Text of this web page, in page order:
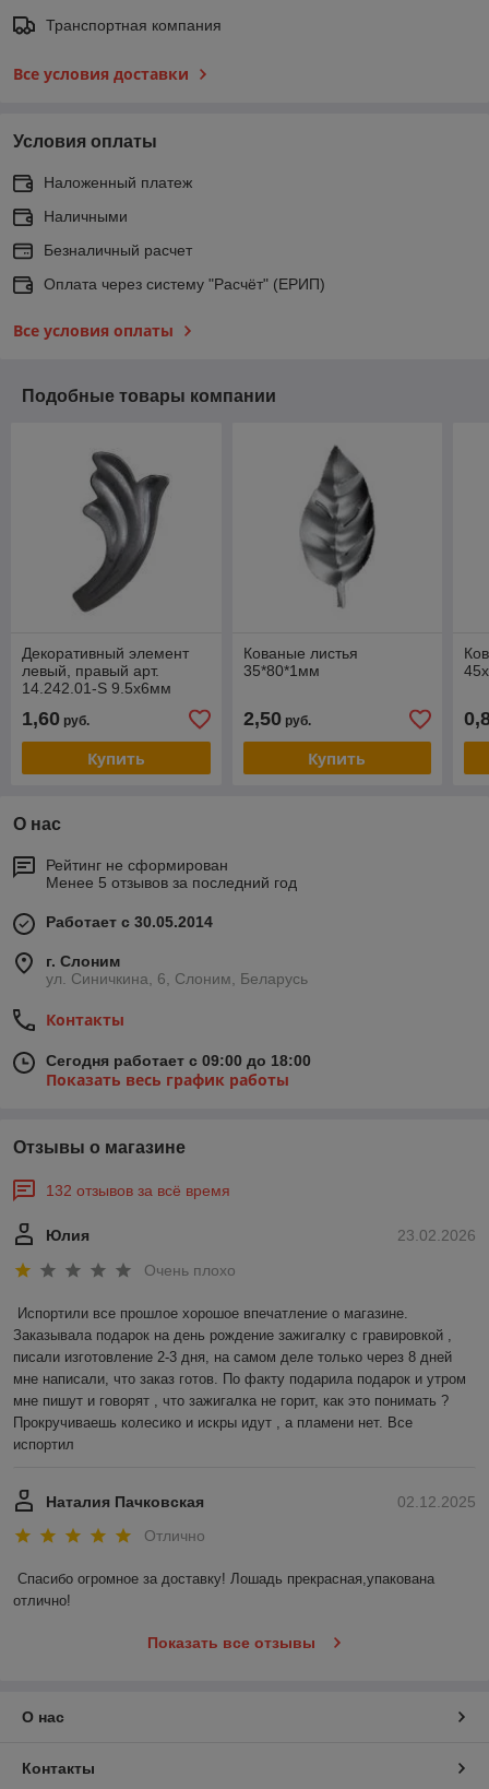
Транспортная компания
Все условия доставки
Условия оплаты
Наложенный платеж
Наличными
Безналичный расчет
Оплата через систему "Расчёт" (ЕРИП)
Все условия оплаты
Подобные товары компании
Декоративный элемент
левый, правый арт.
14.242.01-S 9.5х6мм
1,60 руб.
Купить
Кованые листья
35*80*1мм
2,50руб.
Купить
О нас
Рейтинг не сформирован
Менее 5 отзывов за последний год
Работает с 30.05.2014
г. Слоним
ул. Синичкина, 6, Слоним, Беларусь
Контакты
Сегодня работает с 09:00 до 18:00
Показать весь график работы
Отзывы о магазине
132 отзывов за всё время
23.02.2026
Юлия
Очень плохо
Испортили все прошлое хорошое впечатление о магазине.
Заказывала подарок на день рождение зажигалку с гравировкой ,
писали изготовление 2-3 дня, на самом деле только через 8 дней
мне написали, что заказ готов. По факту подарила подарок и утром
мне пишут и говорят , что зажигалка не горит, как это понимать ?
Прокручиваешь колесико и искры идут , а пламени нет. Все
испортил
02.12.2025
Наталия Пачковская
Отлично
Спасибо огромное за доставку! Лошадь прекрасная,упакована
отлично!
Показать все отзывы
О нас
Контакты